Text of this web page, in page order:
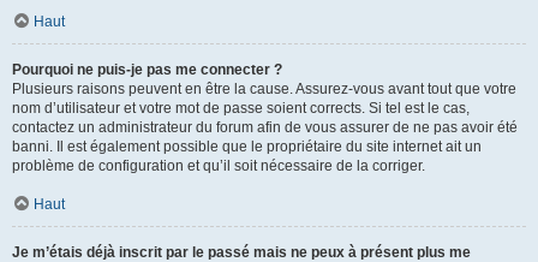
Haut
Pourquoi ne puis-je pas me connecter ?
Plusieurs raisons peuvent en être la cause. Assurez-vous avant tout que votre
nom d’utilisateur et votre mot de passe soient corrects. Si tel est le cas,
contactez un administrateur du forum afin de vous assurer de ne pas avoir été
banni. Il est également possible que le propriétaire du site internet ait un
problème de configuration et qu’il soit nécessaire de la corriger.
Haut
Je m’étais déjà inscrit par le passé mais ne peux à présent plus me